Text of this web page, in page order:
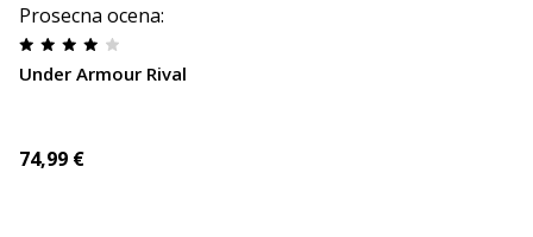
Prosecna ocena:
Under Armour Rival
74,99 €